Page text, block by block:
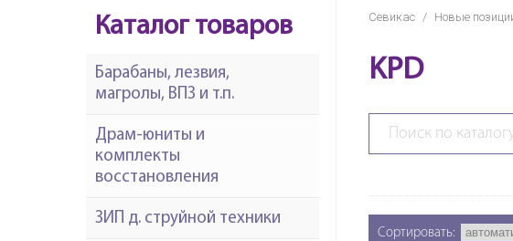
Севикас / Новые
KPD
Сортировать:
Каталог товаров
Барабаны, лезвия,
магролы, ВПЗ и т.п.
Драм-юниты и
комплекты
восстановления
ЗИП д. струйной техники